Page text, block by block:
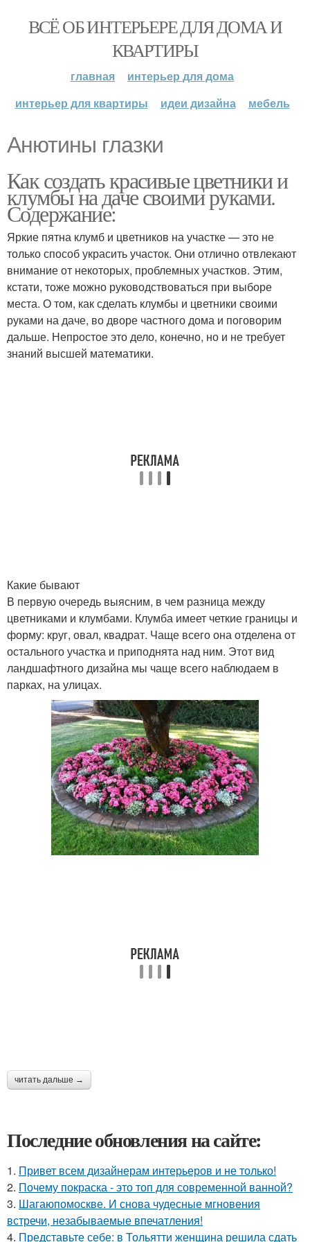
ВСЁ ОБ ИНТЕРЬЕРЕ ДЛЯ ДОМА И
КВАРТИРЫ
главная
интерьер для дома
интерьер для квартиры
идеи дизайна мебель
Анютины глазки
Как создать красивые цветники и
клумбы на даче своими руками.
Содержание:
Яркие пятна клумб и цветников на участке — это не
только способ украсить участок. Они отлично отвлекают
внимание от некоторых, проблемных участков. Этим,
кстати, тоже можно руководствоваться при выборе
места. О том, как сделать клумбы и цветники своими
руками на даче, во дворе частного дома и поговорим
дальше. Непростое это дело, конечно, но и не требует
знаний высшей математики.
Какие бывают
В первую очередь выясним, в чем разница между
цветниками и клумбами. Клумба имеет четкие границы и
форму: круг, овал, квадрат. Чаще всего она отделена от
остального участка и приподнята над ним. Этот вид
ландшафтного дизайна мы чаще всего наблюдаем в
парках, на улицах.
читать дальше →
Последние обновления на сайте:
1. Привет всем дизайнерам интерьеров и не только!
2. Почему покраска - это топ для современной ванной?
3. Шагаюпомоскве. И снова чудесные мгновения
встречи, незабываемые впечатления!
4. Представьте себе: в Тольятти женщина решила сдать